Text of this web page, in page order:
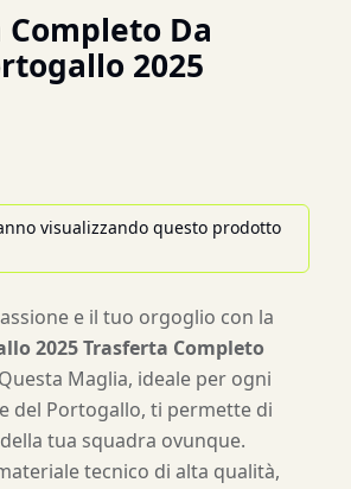
Da
2025
visualizzando questo prodotto
e il tuo orgoglio con la
2025 Trasferta Completo
Maglia, ideale per ogni
del Portogallo, ti permette di
tua squadra ovunque.
tecnico di alta qualità,